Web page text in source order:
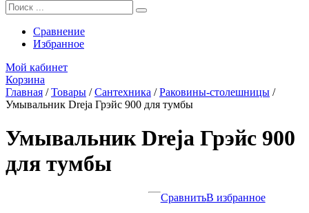
Сравнение
Избранное
Мой кабинет
Корзина
Главная /Товары /Сантехника /Раковины-столешницы /
Умывальник Dreja Грэйс 900 для тумбы
Умывальник Dreja Грэйс 900
для тумбы
СравнитьВ избранное